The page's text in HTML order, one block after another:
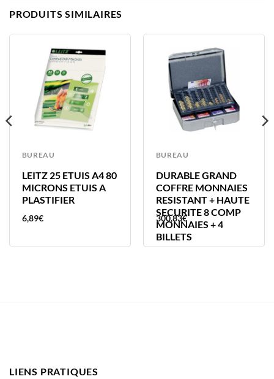
PRODUITS SIMILAIRES
BUREAU
LEITZ 25 ETUIS A4 80
MICRONS ETUIS A
PLASTIFIER
6,89€
BUREAU
DURABLE GRAND
COFFRE MONNAIES
RESISTANT + HAUTE
SECURITE 8 COMP
MONNAIES + 4
BILLETS
300,83€
LIENS PRATIQUES